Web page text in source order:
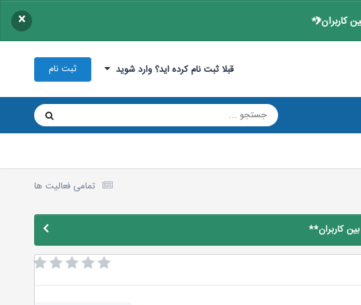
کاربران** ×
قبلا ثبت نام کرده اید؟ وارد شوید ثبت نام
تمامی فعالیت ها
کاربران**